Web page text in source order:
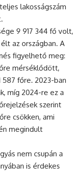
lakosságszám
9 917 344 fő volt,
az országban. A
figyelhető meg:
mérséklődött,
főre. 2023-ban
míg 2024-re ez a
szerint
csökken, ami
megindult
nem csupán a
is érdekes